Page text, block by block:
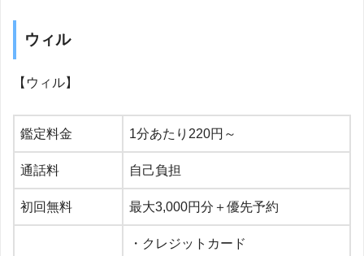
ウィル
【ウィル】
鑑定料金 1分あたり220円～
通話料 自己負担
初回無料 最大3,000円分＋優先予約
・クレジットカード